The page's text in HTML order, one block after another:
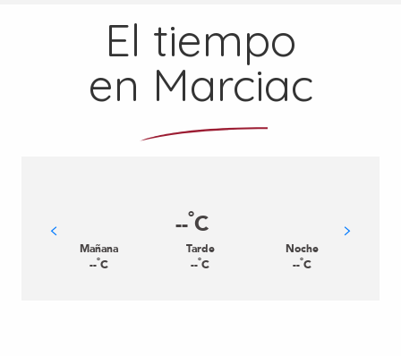
El tiempo
en Marciac
--°C
Mañana
--°C
Tarde
--°C
Noche
--°C